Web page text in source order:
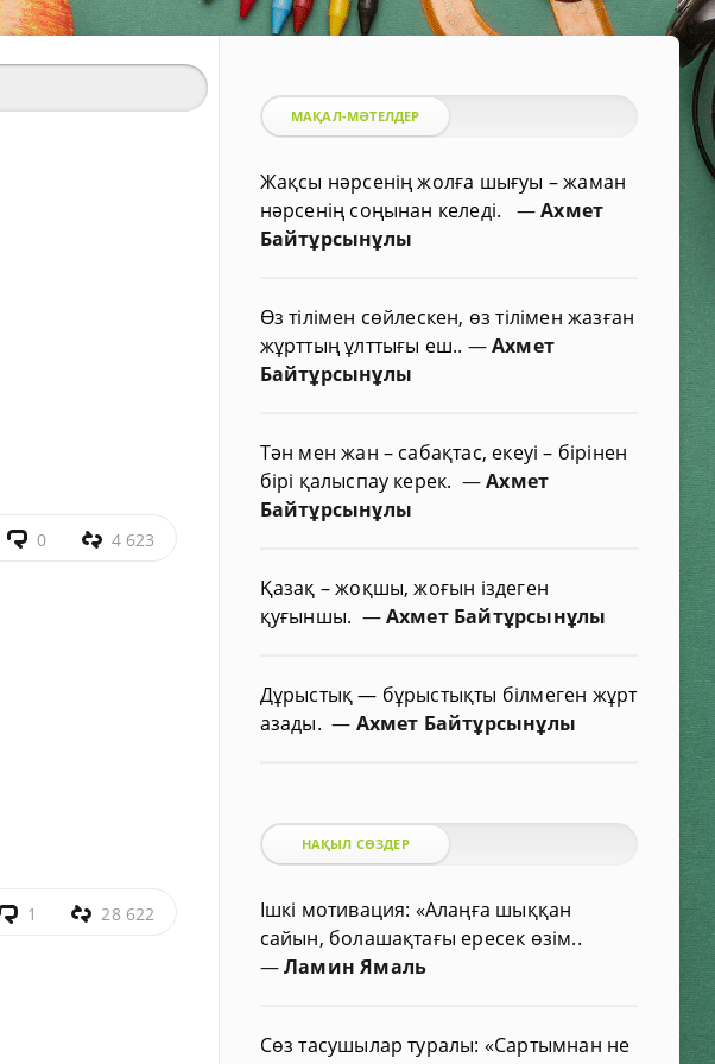
0 4 623
1 28 622
МАҚАЛ-МӘТЕЛДЕР
Жақсы нәрсенің жолға шығуы – жаман
нәрсенің соңынан келеді. —Ахмет
Байтұрсынұлы
Өз тілімен сөйлескен, өз тілімен жазған
жұрттың ұлттығы еш.. —Ахмет
Байтұрсынұлы
Тән мен жан – сабақтас, екеуі – бірінен
бірі қалыспау керек. —Ахмет
Байтұрсынұлы
Қазақ – жоқшы, жоғын іздеген
қуғыншы. —Ахмет Байтұрсынұлы
Дұрыстық — бұрыстықты білмеген жұрт
азады.— Ахмет Байтұрсынұлы
НАҚЫЛ СӨЗДЕР
Ішкі мотивация: «Алаңға шыққан
сайын, болашақтағы ересек өзім..
—Ламин Ямаль
Сөз тасушылар туралы: «Сартымнан не